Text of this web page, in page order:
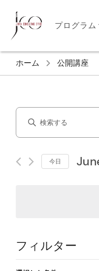
プログラム
ホーム 公開講座
Courses
Search
and
Views
Enter
Courses 今日
フィルター